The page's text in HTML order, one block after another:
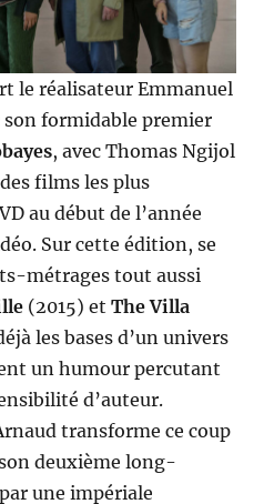
le réalisateur Emmanuel
formidable premier
, avec Thomas Ngijol
films les plus
au début de l’année
Sur cette édition, se
métrages tout aussi
(2015) etThe Villa
les bases d’un univers
un humour percutant
d’auteur.
transforme ce coup
deuxième long-
une impériale